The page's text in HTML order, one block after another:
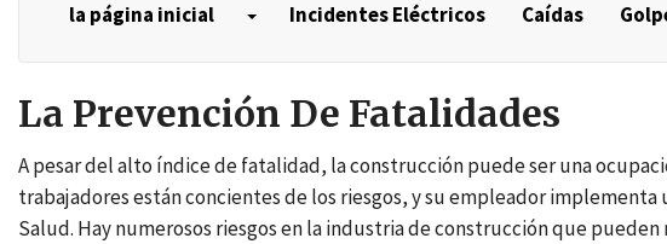
la página inicial Incidentes Eléctricos Caídas
La Prevención De Fatalidades
A pesar del alto índice de fatalidad, la construcción puede ser una
trabajadores están concientes de los riesgos, y su empleador implementa
Salud. Hay numerosos riesgos en la industria de construcción que pueden